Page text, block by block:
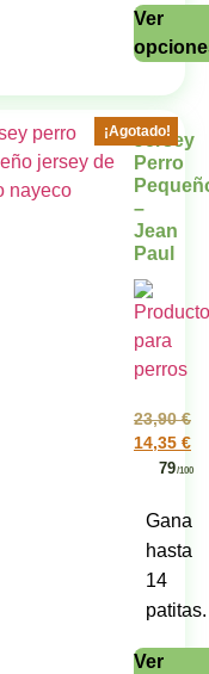
Ver
¡Agotado!
Jersey
Perro
–
Jean
Paul
23,90€
14,35 €
79/100
Gana
hasta
14
patitas.
Ver